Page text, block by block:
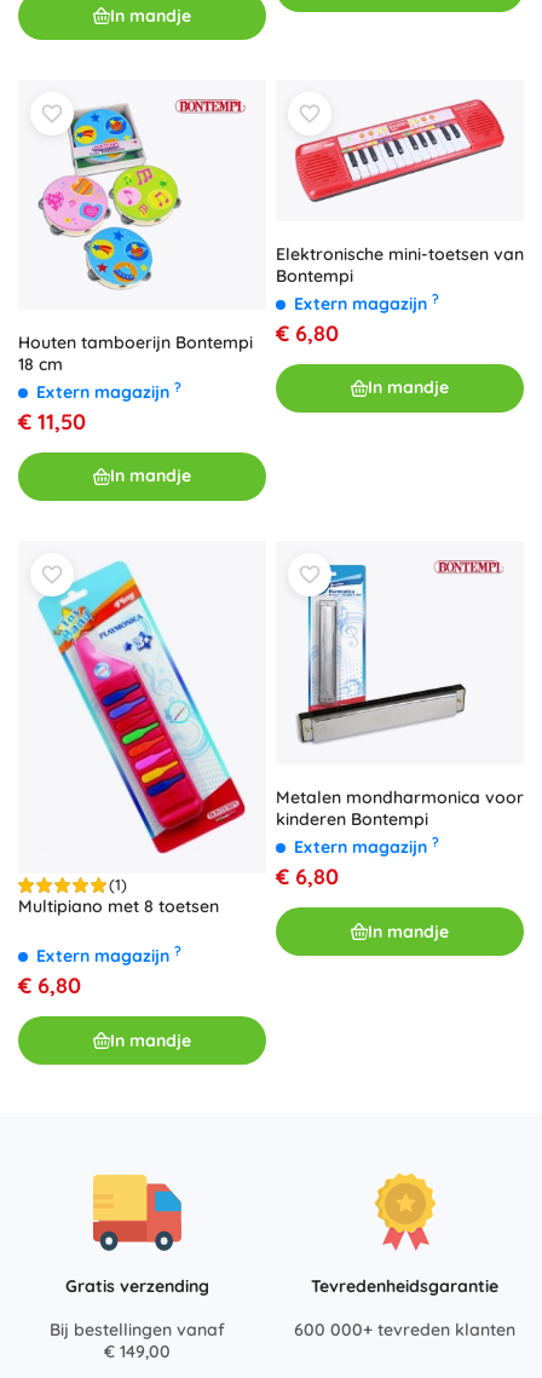
In mandje
Houten tamboerijn Bontempi
18 cm
Extern magazijn ?
€ 11,50
In mandje
Elektronische mini-toetsen van
Bontempi
Extern magazijn ?
€ 6,80
In mandje
(1)
Multipiano met 8 toetsen
Extern magazijn ?
€ 6,80
In mandje
Metalen mondharmonica voor
kinderen Bontempi
Extern magazijn ?
€ 6,80
In mandje
Gratis verzending
Bij bestellingen vanaf
€ 149,00
Tevredenheidsgarantie
600 000+ tevreden klanten